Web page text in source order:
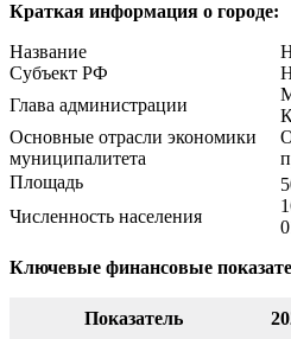
Краткая информация о городе:
Название
Субъект РФ
Глава администрации
Основные отрасли экономики
муниципалитета
Площадь
Численность населения
Ключевые финансовые
Показатель